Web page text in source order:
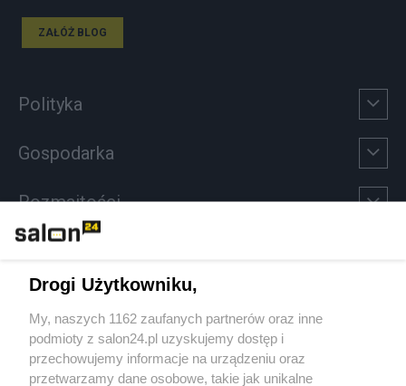
ZAŁÓŻ BLOG
Polityka
Gospodarka
Rozmaitości
Sport
Społeczeństwo
Drogi Użytkowniku,
My, naszych 1162 zaufanych partnerów oraz inne
podmioty z salon24.pl uzyskujemy dostęp i
przechowujemy informacje na urządzeniu oraz
przetwarzamy dane osobowe, takie jak unikalne